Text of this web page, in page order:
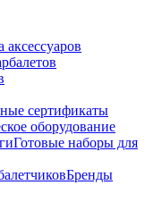
аксессуаров
Готовые наборы для
Бренды